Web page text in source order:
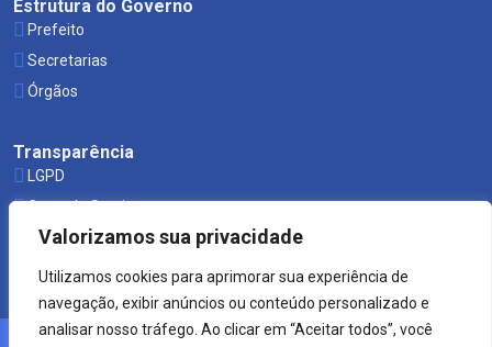
Valorizamos sua privacidade
Utilizamos cookies para aprimorar sua experiência de
navegação, exibir anúncios ou conteúdo personalizado e
analisar nosso tráfego. Ao clicar em “Aceitar todos”, você
Estrutura do Governo
Prefeito
Secretarias
Órgãos
Transparência
LGPD
Carta de Serviços
Leis Municipais